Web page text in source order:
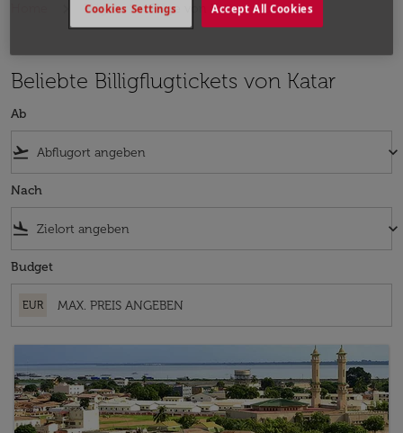
Flüge Flüge von Katar
Beliebte Billigflugtickets von Katar
Ab
flight_takeoff keyboard_arrow_down
Nach
flight_land keyboard_arrow_down
Budget
EUR
Accept All Cookies
Cookies Settings